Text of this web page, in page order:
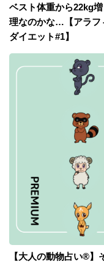
ベスト体重から22kg
理なのかな…【アラフ
ダイエット#1】
【大人の動物占い®